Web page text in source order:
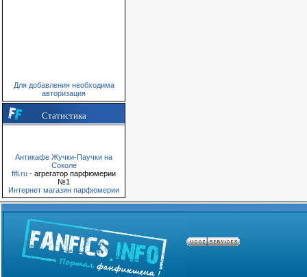
Для добавления необходима
авторизация
Статистика
Антикафе Жучки-Паучки на
Соколе
fifi.ru - агрегатор парфюмерии
№1
Интернет магазин парфюмерии